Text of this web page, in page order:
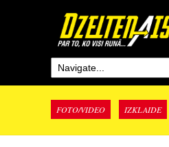
FOTO/VIDEO IZKLAIDE